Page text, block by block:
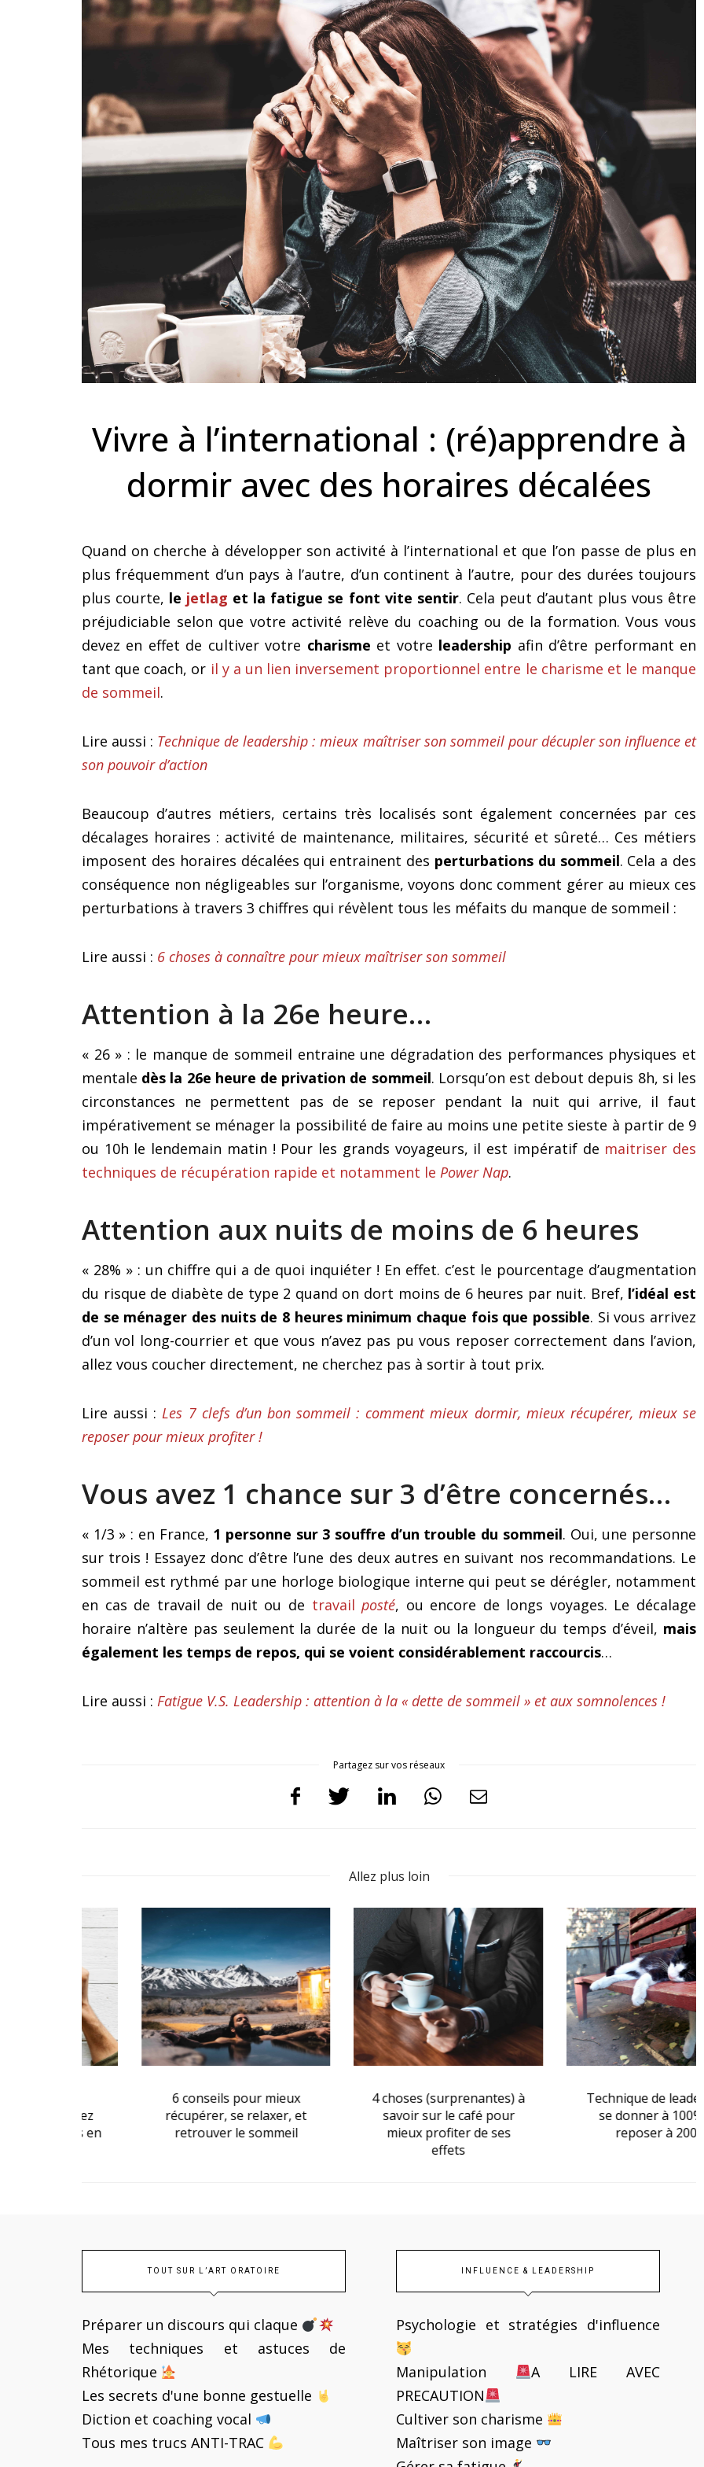
Vivre à l’international : (ré)apprendre à
dormir avec des horaires décalées
Quand on cherche à développer son activité à l’international et que l’on passe de plus en
plus fréquemment d’un pays à l’autre, d’un continent à l’autre, pour des durées toujours
plus courte, le jetlag et la fatigue se font vite sentir. Cela peut d’autant plus vous être
préjudiciable selon que votre activité relève du coaching ou de la formation. Vous vous
devez en effet de cultiver votre charisme et votre leadership afin d’être performant en
tant que coach, or il y a un lien inversement proportionnel entre le charisme et le manque
de sommeil.
Lire aussi : Technique de leadership : mieux maîtriser son sommeil pour décupler son influence et
son pouvoir d’action
Beaucoup d’autres métiers, certains très localisés sont également concernées par ces
décalages horaires : activité de maintenance, militaires, sécurité et sûreté… Ces métiers
imposent des horaires décalées qui entrainent des perturbations du sommeil. Cela a des
conséquence non négligeables sur l’organisme, voyons donc comment gérer au mieux ces
perturbations à travers 3 chiffres qui révèlent tous les méfaits du manque de sommeil :
Lire aussi : 6 choses à connaître pour mieux maîtriser son sommeil
Attention à la 26e heure…
« 26 » : le manque de sommeil entraine une dégradation des performances physiques et
mentale dès la 26e heure de privation de sommeil. Lorsqu’on est debout depuis 8h, si les
circonstances ne permettent pas de se reposer pendant la nuit qui arrive, il faut
impérativement se ménager la possibilité de faire au moins une petite sieste à partir de 9
ou 10h le lendemain matin ! Pour les grands voyageurs, il est impératif de maitriser des
techniques de récupération rapide et notamment le Power Nap.
Attention aux nuits de moins de 6 heures
« 28% » : un chiffre qui a de quoi inquiéter ! En effet. c’est le pourcentage d’augmentation
du risque de diabète de type 2 quand on dort moins de 6 heures par nuit. Bref, l’idéal est
de se ménager des nuits de 8 heures minimum chaque fois que possible. Si vous arrivez
d’un vol long-courrier et que vous n’avez pas pu vous reposer correctement dans l’avion,
allez vous coucher directement, ne cherchez pas à sortir à tout prix.
Lire aussi : Les 7 clefs d’un bon sommeil : comment mieux dormir, mieux récupérer, mieux se
reposer pour mieux profiter !
Vous avez 1 chance sur 3 d’être concernés…
« 1/3 » : en France, 1 personne sur 3 souffre d’un trouble du sommeil. Oui, une personne
sur trois ! Essayez donc d’être l’une des deux autres en suivant nos recommandations. Le
sommeil est rythmé par une horloge biologique interne qui peut se dérégler, notamment
en cas de travail de nuit ou de travailposté, ou encore de longs voyages. Le décalage
horaire n’altère pas seulement la durée de la nuit ou la longueur du temps d’éveil, mais
également les temps de repos, qui se voient considérablement raccourcis…
Lire aussi : Fatigue V.S. Leadership : attention à la « dette de sommeil » et aux somnolences !
Partagez sur vos réseaux
Allez plus loin
6 conseils pour mieux
récupérer, se relaxer, et
retrouver le sommeil
4 choses (surprenantes) à
savoir sur le café pour
mieux profiter de ses
Technique de leadership :
se donner à 100%, se
reposer à 200%
Vivre à l’international :
(ré)apprendre à dormir
avec des horaires décalées
Quels services
lorsqu’on développe
activité à
Surmonter son trac et ses
émotions grâce à
« l’identification au soi »
Le mystérieux «
des 3 secrets » pour
TOUT SUR L’ART ORATOIRE
Préparer un discours qui claque
Mes techniques et astuces de
Rhétorique
Les secrets d'une bonne gestuelle
Diction et coaching vocal
Tous mes trucs ANTI-TRAC
INFLUENCE & LEADERSHIP
Psychologie et stratégies d'influence
Manipulation
A LIRE AVEC
PRECAUTION
Cultiver son charisme
Maîtriser son image